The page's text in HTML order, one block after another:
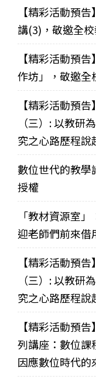
【精彩活動預
講(3)，敬邀全
【精彩活動預
作坊」，敬邀全
【精彩活動預
（三）: 以教研
究之心路歷程說
數位世代的教學
授權
「教材資源室
迎老師們前來借
【精彩活動預
（三）: 以教研
究之心路歷程說
【精彩活動預
列講座：數位課
因應數位時代的